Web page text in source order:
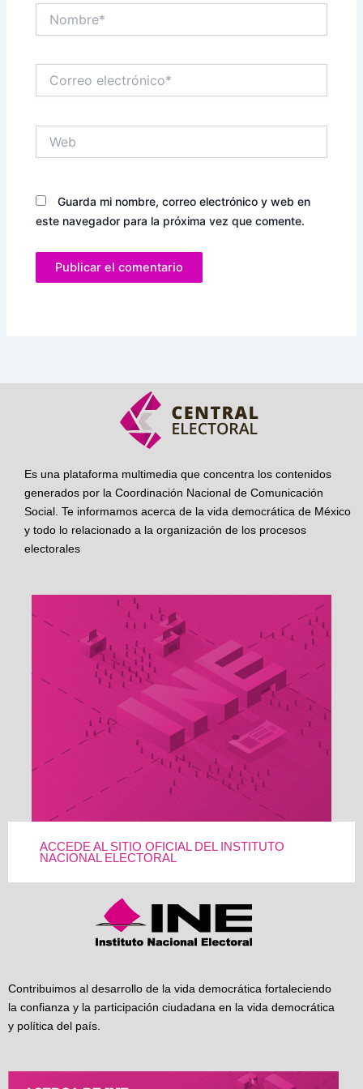
electrónico*
Guarda mi nombre, correo electrónico y web en
este navegador para la próxima vez que comente.
Es una plataforma multimedia que concentra los contenidos
generados por la Coordinación Nacional de Comunicación
Social. Te informamos acerca de la vida democrática de México
y todo lo relacionado a la organización de los procesos
electorales
ACCEDE AL SITIO OFICIAL DEL INSTITUTO
NACIONAL ELECTORAL
Contribuimos al desarrollo de la vida democrática fortaleciendo
la confianza y la participación ciudadana en la vida democrática
y política del país.